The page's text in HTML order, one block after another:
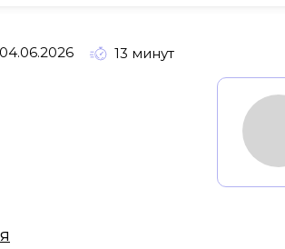
04.06.2026 13 минут